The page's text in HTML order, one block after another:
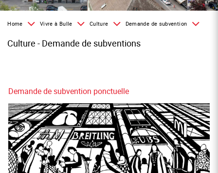
Home Vivre à Bulle Culture Demande de subvention
Culture - Demande de subventions
Demande de subvention ponctuelle